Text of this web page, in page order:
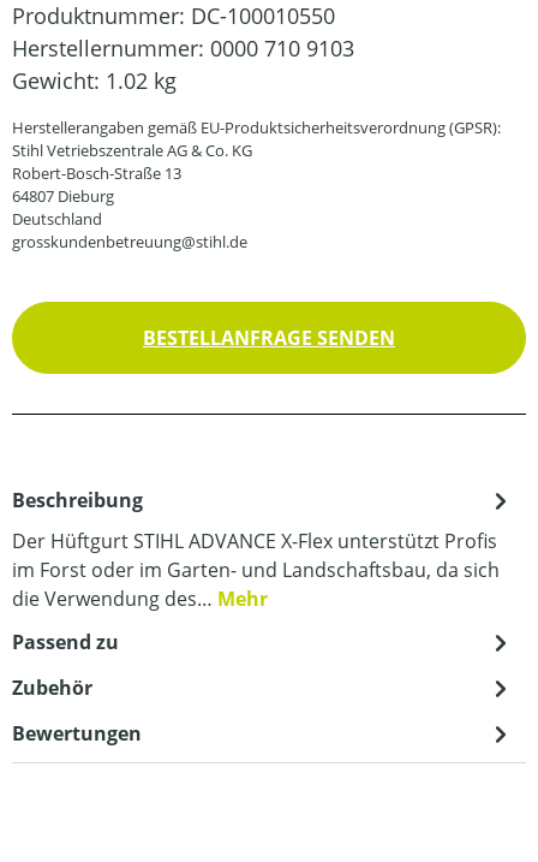
Produktnummer: DC-100010550
Herstellernummer: 0000 710 9103
Gewicht: 1.02 kg
Herstellerangaben gemäß EU-Produktsicherheitsverordnung (GPSR):
Stihl Vetriebszentrale AG & Co. KG
Robert-Bosch-Straße 13
64807 Dieburg
Deutschland
grosskundenbetreuung@stihl.de
BESTELLANFRAGE SENDEN
Beschreibung
Der Hüftgurt STIHL ADVANCE X-Flex unterstützt Profis
im Forst oder im Garten- und Landschaftsbau, da sich
die Verwendung des… Mehr
Passend zu
Zubehör
Bewertungen